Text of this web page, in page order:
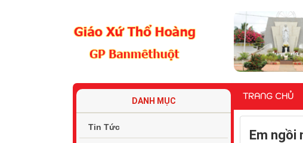
TRANG CHỦ
Em ngồi
DANH MỤC
Tin Tức